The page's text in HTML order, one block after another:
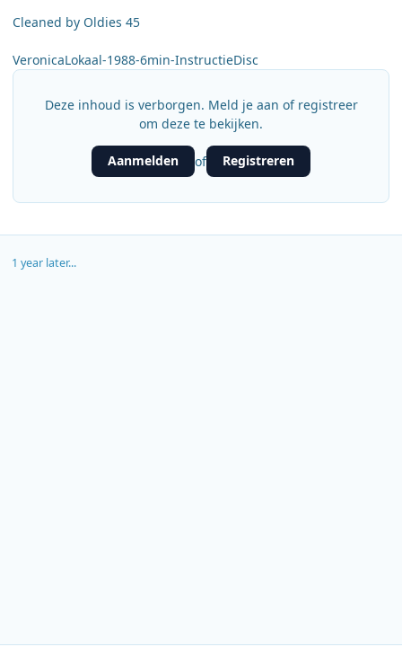
Cleaned by Oldies 45
VeronicaLokaal-1988-6min-InstructieDisc
Deze inhoud is verborgen. Meld je aan of registreer
om deze te bekijken.
Aanmelden of Registreren
1 year later...